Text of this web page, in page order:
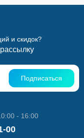
и скидок?
Подписаться
- 16:00
00